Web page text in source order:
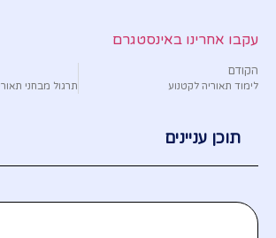
עקבו אחרינו באינסטגרם
הקודם
לימוד תאוריה לקטנוע
תוכן עניינים